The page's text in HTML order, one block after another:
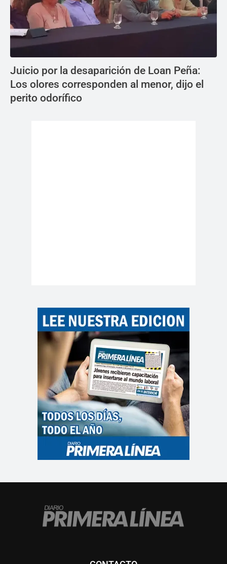
Juicio por la desaparición de Loan Peña:
Los olores corresponden al menor, dijo el
perito odorífico